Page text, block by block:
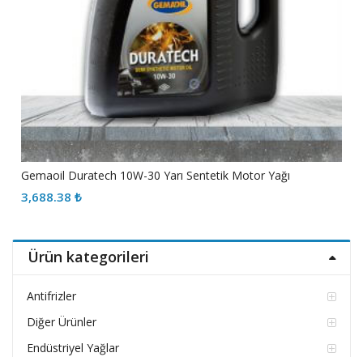
Gemaoil Duratech 10W-30 Yarı Sentetik Motor Yağı
3,688.38 ₺
Ürün kategorileri
Antifrizler
Diğer Ürünler
Endüstriyel Yağlar